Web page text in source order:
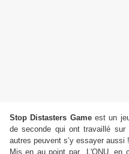
Stop Distasters Game est un
de seconde qui ont travaillé sur
autres peuvent s’y essayer aussi
Mis en au point par
L'ONU, en